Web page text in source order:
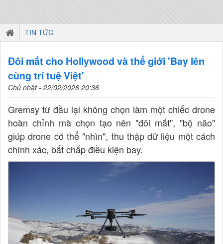
TIN TỨC
Đôi mắt cho Hollywood và thế giới 'Bay lên
cùng trí tuệ Việt'
Chủ nhật - 22/02/2026 20:36
Gremsy từ đầu lại không chọn làm một chiếc drone
hoàn chỉnh mà chọn tạo nên "đôi mắt", "bộ não"
giúp drone có thể "nhìn", thu thập dữ liệu một cách
chính xác, bất chấp điều kiện bay.